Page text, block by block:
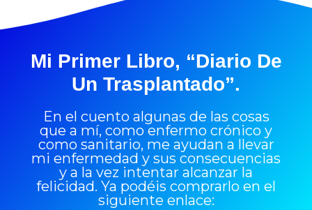
Mi Primer Libro, “Diario De
Un Trasplantado”.
En el cuento algunas de las cosas
que a mí, como enfermo crónico y
como sanitario, me ayudan a llevar
mi enfermedad y sus consecuencias
y a la vez intentar alcanzar la
felicidad. Ya podéis comprarlo en el
siguiente enlace: